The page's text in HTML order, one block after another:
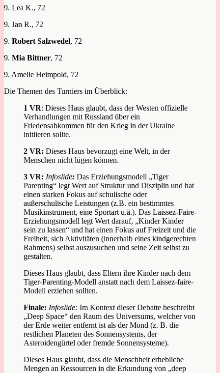
9. Lea K., 72
9. Jan R., 72
9. Robert Salzwedel, 72
9. Mia Bittner, 72
9. Amelie Heimpold, 72
Die Themen des Turniers im Überblick:
1 VR: Dieses Haus glaubt, dass der Westen offizielle
Verhandlungen mit Russland über ein
Friedensabkommen für den Krieg in der Ukraine
initiieren sollte.
2 VR: Dieses Haus bevorzugt eine Welt, in der
Menschen nicht lügen können.
3 VR: Infoslide: Das Erziehungsmodell „Tiger
Parenting“ legt Wert auf Struktur und Disziplin und hat
einen starken Fokus auf schulische oder
außerschulische Leistungen (z.B. ein bestimmtes
Musikinstrument, eine Sportart u.ä.). Das Laissez-Faire-
Erziehungsmodell legt Wert darauf, „Kinder Kinder
sein zu lassen“ und hat einen Fokus auf Freizeit und die
Freiheit, sich Aktivitäten (innerhalb eines kindgerechten
Rahmens) selbst auszusuchen und seine Zeit selbst zu
gestalten.
Dieses Haus glaubt, dass Eltern ihre Kinder nach dem
Tiger-Parenting-Modell anstatt nach dem Laissez-faire-
Modell erziehen sollten.
Finale: Infoslide: Im Kontext dieser Debatte beschreibt
„Deep Space“ den Raum des Universums, welcher von
der Erde weiter entfernt ist als der Mond (z. B. die
restlichen Planeten des Sonnensystems, der
Asteroidengürtel oder fremde Sonnensysteme).
Dieses Haus glaubt, dass die Menschheit erhebliche
Mengen an Ressourcen in die Erkundung von „deep